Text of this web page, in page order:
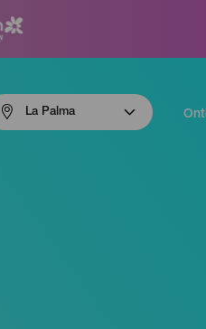
La Palma